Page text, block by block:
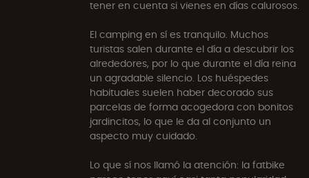
tener en cuenta si vienes en días calurosos.
El camping en sí es tranquilo. Muchos
turistas salen durante el día a descubrir los
alrededores, por lo que durante el día reina
un agradable silencio. Los huéspedes
habituales suelen haber decorado sus
parcelas de forma acogedora con bonitos
jardincitos, lo que le da al conjunto un
aspecto muy cuidado.
Lo que sí nos llamó la atención: la fatbike